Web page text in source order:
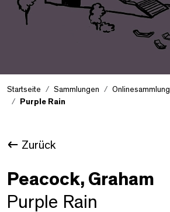
Startseite Sammlungen
Onlinesammlung
Purple Rain
Zurück
Peacock, Graham
Purple Rain